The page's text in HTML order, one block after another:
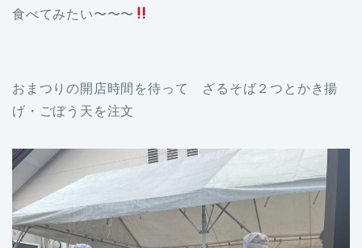
食べてみたい〜〜〜
おまつりの開店時間を待って ざるそば２つとかき揚
げ・ごぼう天を注文